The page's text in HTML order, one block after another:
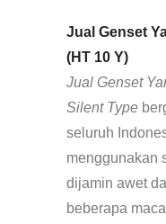
Jual Genset
(HT 10 Y)
Jual Genset
Silent Type
seluruh
menggunakan
dijamin awet
beberapa